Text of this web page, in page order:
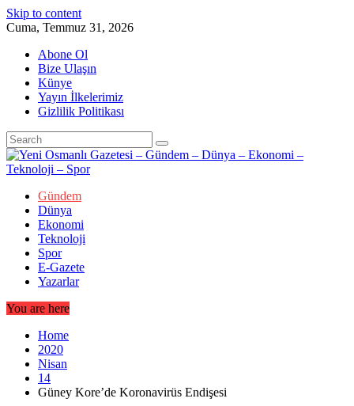
Skip to content
Cuma, Temmuz 31, 2026
Abone Ol
Bize Ulaşın
Künye
Yayın İlkelerimiz
Gizlilik Politikası
Gündem
Dünya
Ekonomi
Teknoloji
Spor
E-Gazete
Yazarlar
You are here
Home
2020
Nisan
14
Güney Kore’de Koronavirüs Endişesi